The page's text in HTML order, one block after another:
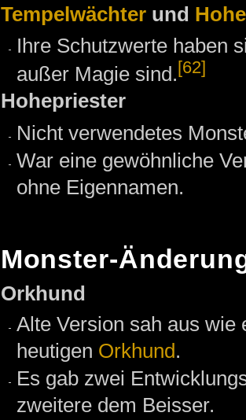
Tempelwächterund
Ihre Schutzwerte haben
außer Magie sind.[62]
Hohepriester
Nicht verwendetes
War eine gewöhnliche
ohne Eigennamen.
Monster-
Orkhund
Alte Version sah aus
heutigen Orkhund.
Es gab zwei
zweitere dem Beisser.